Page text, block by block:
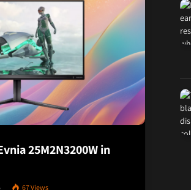
25M2N3200W in
67Views